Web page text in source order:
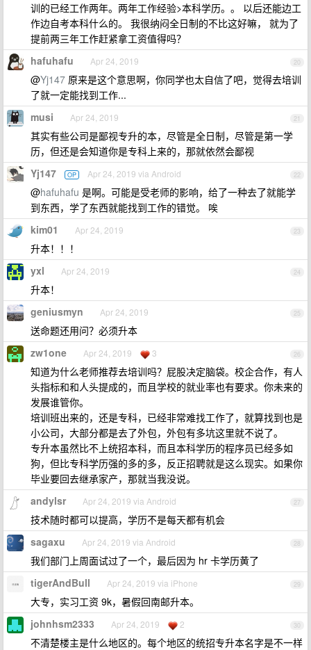
训的已经工作两年。两年工作经验>本科学历。。 以后还能边工
作边自考本科什么的。 我很纳闷全日制的不比这好嘛， 就为了
提前两三年工作赶紧拿工资值得吗？
20
hafuhafu Apr 24, 2019
@Yj147 原来是这个意思啊，你同学也太自信了吧，觉得去培训
了就一定能找到工作...
21
musi Apr 24, 2019
其实有些公司是鄙视专升的本，尽管是全日制，尽管是第一学
历，但还是会知道你是专科上来的，那就依然会鄙视
22
Yj147 OP Apr 24, 2019 via Android
@hafuhafu 是啊。可能是受老师的影响，给了一种去了就能学
到东西，学了东西就能找到工作的错觉。 唉
23
kim01 Apr 24, 2019
升本！！！
24
yxl Apr 24, 2019
升本！
25
geniusmyn Apr 24, 2019
送命题还用问？必须升本
26
zw1one Apr 24, 2019 3
知道为什么老师推荐去培训吗？屁股决定脑袋。校企合作，有人
头指标和和人头提成的，而且学校的就业率也有要求。你未来的
发展谁管你。
培训班出来的，还是专科，已经非常难找工作了，就算找到也是
小公司，大部分都是去了外包，外包有多坑这里就不说了。
专升本虽然比不上统招本科，而且本科学历的程序员已经多如
狗，但比专科学历强的多的多，反正招聘就是这么现实。如果你
毕业要回去继承家产，那就当我没说。
27
andylsr Apr 24, 2019 via Android
技术随时都可以提高，学历不是每天都有机会
28
sagaxu Apr 24, 2019 via Android
我们部门上周面试过了一个，最后因为 hr 卡学历黄了
29
tigerAndBull Apr 24, 2019 via iPhone
大专，实习工资 9k，暑假回南邮升本。
30
johnhsm2333 Apr 24, 2019 2
不清楚楼主是什么地区的。每个地区的统招专升本名字是不一样